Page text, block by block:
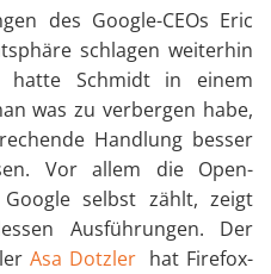
des Google-CEOs Eric
schlagen weiterhin
hatte Schmidt in einem
was zu verbergen habe,
Handlung besser
Vor allem die Open-
selbst zählt, zeigt
Ausführungen. Der
Asa Dotzlerhat Firefox-